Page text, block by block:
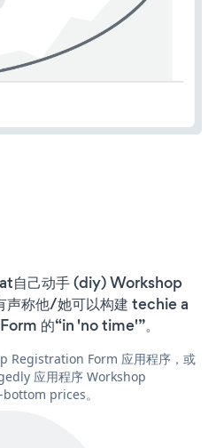
自己动手 (diy) Workshop
称他/她可以构建 techie a
的“in 'no time'”。
Registration Form 应用程序，或
应用程序 Workshop
prices。